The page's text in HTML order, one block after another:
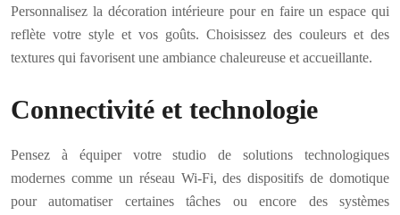
Personnalisez la décoration intérieure pour en faire un espace qui
reflète votre style et vos goûts. Choisissez des couleurs et des
textures qui favorisent une ambiance chaleureuse et accueillante.
Connectivité et technologie
Pensez à équiper votre studio de solutions technologiques
modernes comme un réseau Wi-Fi, des dispositifs de domotique
pour automatiser certaines tâches ou encore des systèmes